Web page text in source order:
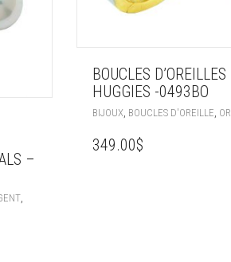
–
BOUCLES D’OREILLES
HUGGIES -0493BO
BIJOUX, BOUCLES D'OREILLE, OR
349.00$